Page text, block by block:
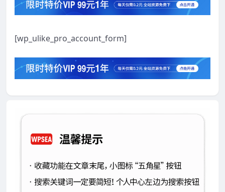
[wp_ulike_pro_account_form]